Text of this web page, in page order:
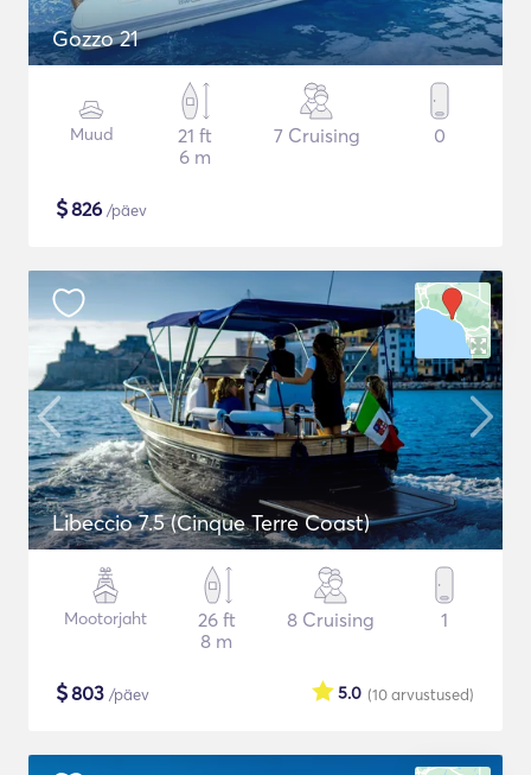
Gozzo 21
Muud
21 ft
6 m
7 Cruising 0
$826 /päev
Libeccio 7.5 (Cinque Terre Coast)
Mootorjaht
26 ft
8 m
8 Cruising 1
$803 /päev (10arvustused)
5.0